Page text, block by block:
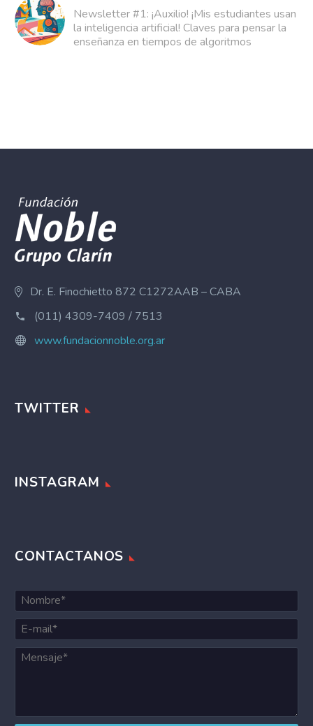
Newsletter #1: ¡Auxilio! ¡Mis estudiantes usan
la inteligencia artificial! Claves para pensar la
enseñanza en tiempos de algoritmos
Dr. E. Finochietto 872 C1272AAB – CABA
(011) 4309-7409 / 7513
www.fundacionnoble.org.ar
TWITTER
INSTAGRAM
CONTACTANOS